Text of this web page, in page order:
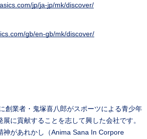
jp/ja-jp/mk/discover/
gb/en-gb/mk/discover/
創業者・鬼塚喜八郎がスポーツによる青少年
に貢献することを志して興した会社です。
神があれかし（Anima Sana In Corpore